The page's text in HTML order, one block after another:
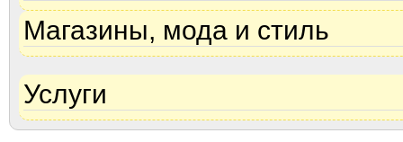
Магазины, мода и стиль
Услуги